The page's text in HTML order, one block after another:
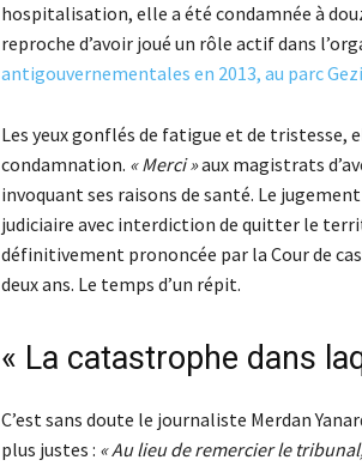
hospitalisation, elle a été condamnée à
reproche d’avoir joué un rôle actif dans
antigouvernementales en 2013, au parc
Les yeux gonflés de fatigue et de tristesse,
condamnation. « Merci »aux magistrats
invoquant ses raisons de santé. Le
judiciaire avec interdiction de quitter le
définitivement prononcée par la Cour de
deux ans. Le temps d’un répit.
« La catastrophe dans
C’est sans doute le journaliste Merdan
plus justes : « Au lieu de remercier le